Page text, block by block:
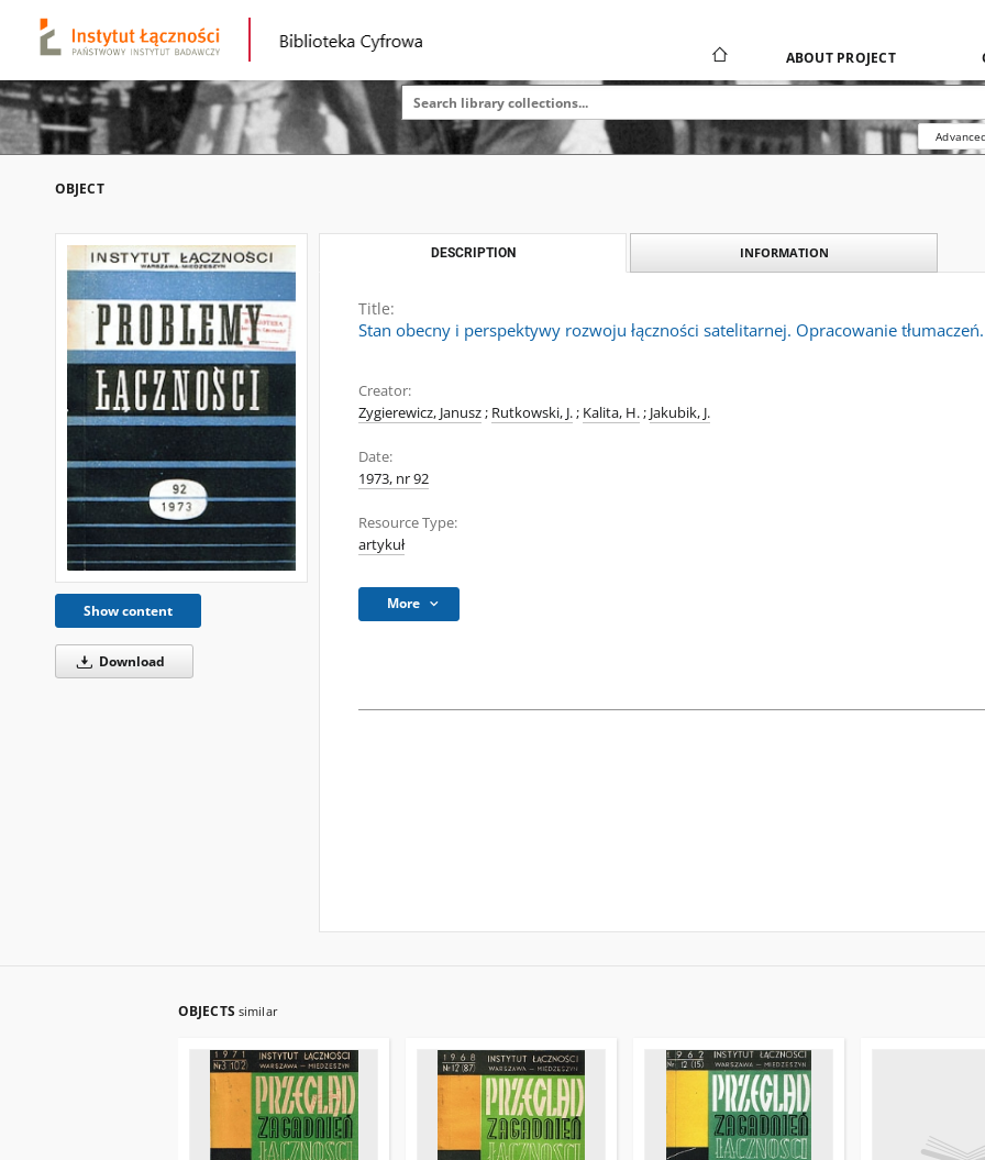
ABOUT PROJECT
OBJECT
Show content
Download
DESCRIPTION INFORMATION
Title:
Stan obecny i perspektywy rozwoju łączności satelitarnej. Opracowanie
Creator:
Zygierewicz, Janusz; Rutkowski, J.; Kalita, H.; Jakubik, J.
Date:
1973, nr 92
Resource Type:
artykuł
More
OBJECTS similar